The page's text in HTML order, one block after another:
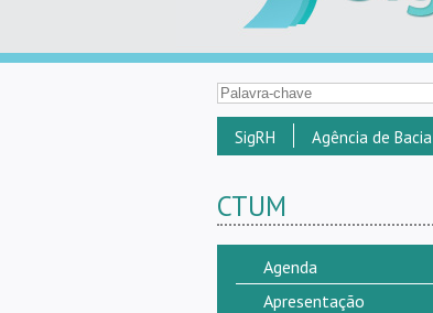
SigRH Agência de Bacia
CTUM
Agenda
Apresentação